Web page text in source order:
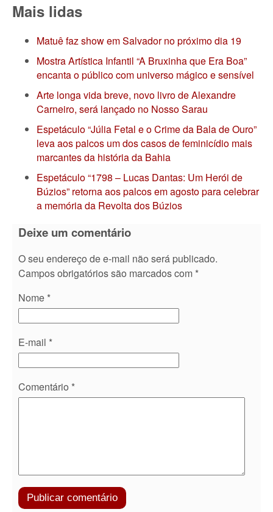
Mais lidas
Matuê faz show em Salvador no próximo dia 19
Mostra Artística Infantil “A Bruxinha que Era Boa”
encanta o público com universo mágico e sensível
Arte longa vida breve, novo livro de Alexandre
Carneiro, será lançado no Nosso Sarau
Espetáculo “Júlia Fetal e o Crime da Bala de Ouro”
leva aos palcos um dos casos de feminicídio mais
marcantes da história da Bahia
Espetáculo “1798 – Lucas Dantas: Um Herói de
Búzios” retorna aos palcos em agosto para celebrar
a memória da Revolta dos Búzios
Deixe um comentário
O seu endereço de e-mail não será publicado.
Campos obrigatórios são marcados com *
Nome *
E-mail *
Comentário *